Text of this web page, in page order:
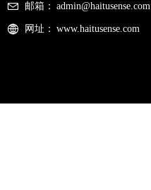
邮箱： admin@haitusense.com
网址： www.haitusense.com